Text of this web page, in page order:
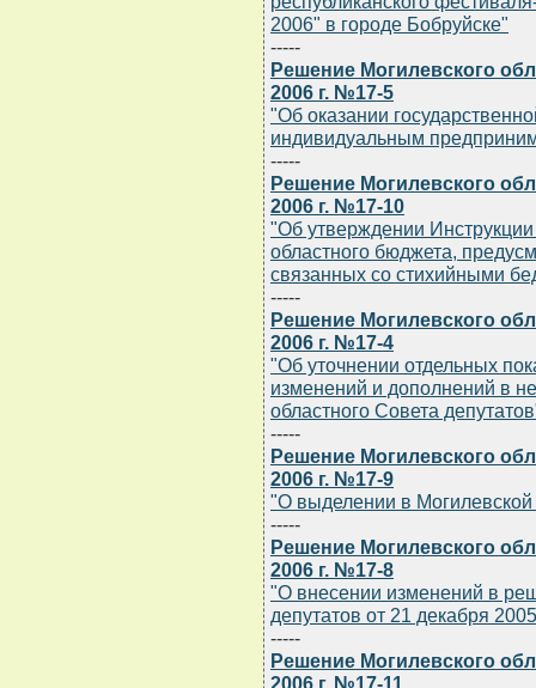
2006" в городе Бобруйске"
-----
Решение Могилевского
2006 г. №17-5
"Об оказании
индивидуальным
-----
Решение Могилевского
2006 г. №17-10
"Об утверждении
областного бюджета,
связанных со стихийными
-----
Решение Могилевского
2006 г. №17-4
"Об уточнении отдельных
изменений и дополнений в
областного Совета
-----
Решение Могилевского
2006 г. №17-9
"О выделении в Могилевской
-----
Решение Могилевского
2006 г. №17-8
"О внесении изменений в
депутатов от 21 декабря
-----
Решение Могилевского
2006 г. №17-11